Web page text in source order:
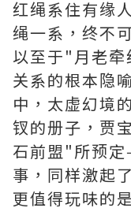
红绳系住有缘
绳一系，终不
以至于"月老
关系的根本隐
中，太虚幻境
钗的册子，贾
石前盟"所预
事，同样激起
更值得玩味的